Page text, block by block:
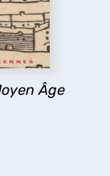
Âge
urbain